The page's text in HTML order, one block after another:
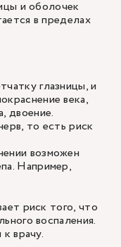
и оболочек
в пределах
глазницы, и
века,
двоение.
то есть риск
возможен
Например,
риск того, что
воспаления.
врачу.